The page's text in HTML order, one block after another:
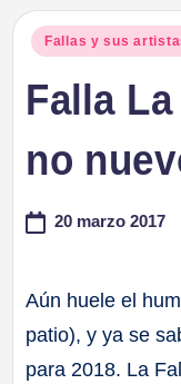
Publicado
Fallas y sus
Falla
no
20 marzo 2017
Aún huele el
patio), y ya se
para 2018. La